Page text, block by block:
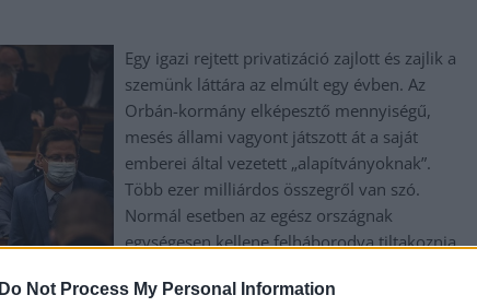
Do Not Process My Personal Information
Egy igazi rejtett privatizáció zajlott és zajlik a
szemünk láttára az elmúlt egy évben. Az
Orbán-kormány elképesztő mennyiségű,
mesés állami vagyont játszott át a saját
emberei által vezetett „alapítványoknak”.
Több ezer milliárdos összegről van szó.
Normál esetben az egész országnak
egységesen kellene felháborodva tiltakoznia
de sajnos nagyon sokan még mindig nem